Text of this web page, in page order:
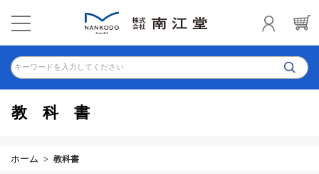
キーワードを入力してください
教科書
ホーム 教科書